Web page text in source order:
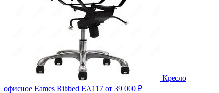
Кресло
офисное Eames Ribbed EA117 от 39 000 ₽